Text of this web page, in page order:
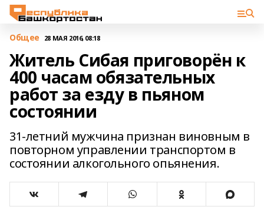
Общее 28 МАЯ 2016, 08:18
Житель Сибая приговорён к
400 часам обязательных
работ за езду в пьяном
состоянии
31-летний мужчина признан виновным в
повторном управлении транспортом в
состоянии алкогольного опьянения.